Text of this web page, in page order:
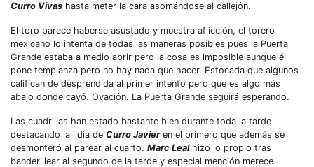
Curro Vivas hasta meter la cara asomándose al callejón.
El toro parece haberse asustado y muestra aflicción, el torero
mexicano lo intenta de todas las maneras posibles pues la Puerta
Grande estaba a medio abrir pero la cosa es imposible aunque él
pone templanza pero no hay nada que hacer. Estocada que algunos
califican de desprendida al primer intento pero que es algo más
abajo donde cayó. Ovación. La Puerta Grande seguirá esperando.
Las cuadrillas han estado bastante bien durante toda la tarde
destacando la lidia de Curro Javieren el primero que además se
desmonteró al parear al cuarto. Marc Lealhizo lo propio tras
banderillear al segundo de la tarde y especial mención merece